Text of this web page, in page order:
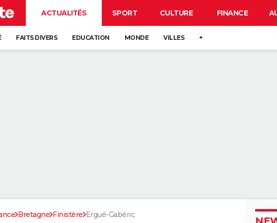
ACTUALITÉS SPORT CULTURE FINANCE
FAITS DIVERS EDUCATION MONDE VILLES +
Bretagne Finistère Ergué-Gabéric